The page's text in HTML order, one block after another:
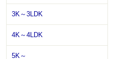
3K～3LDK
4K～4LDK
5K～